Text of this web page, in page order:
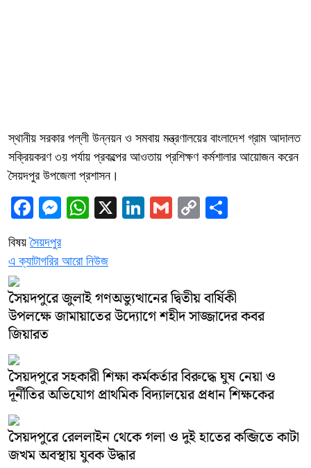
স্থানীয় সরকার পল্লী উন্নয়ন ও সমবায় মন্ত্রণালয়ের বাংলাদেশ গ্রাম আদালত
সক্রিয়করণ ৩য় পর্যায় প্রকল্পের আওতায় প্রশিক্ষণ কর্মশালার আয়োজন করেন
সৈয়দপুর উপজেলা প্রশাসন।
Facebook
Messenger
WhatsApp
X LinkedIn
GmailCopy
বিষয়সৈয়দপুর
এ ক্যাটাগরির আরো নিউজ
সৈয়দপুরে জুলাই গণঅভ্যুত্থানের দ্বিতীয় বার্ষিকী
উপলক্ষে জামায়াতের উদ্যোগে শহীদ সাজ্জাদের কবর
জিয়ারত
সৈয়দপুরে সহকারী শিক্ষা কর্মকর্তার বিরুদ্ধে ঘুষ নেয়া ও
দূর্নীতির অভিযোগ প্রাথমিক বিদ্যালয়ের প্রধান শিক্ষকের
সৈয়দপুরে রেললাইন থেকে গলা ও দুই হাতের কব্জিতে কাটা
জখম অবস্থায় যুবক উদ্ধার